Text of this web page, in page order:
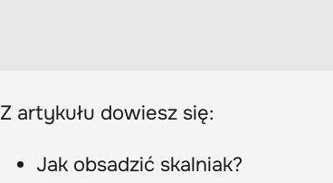
Z artykułu dowiesz się:
Jak obsadzić skalniak?